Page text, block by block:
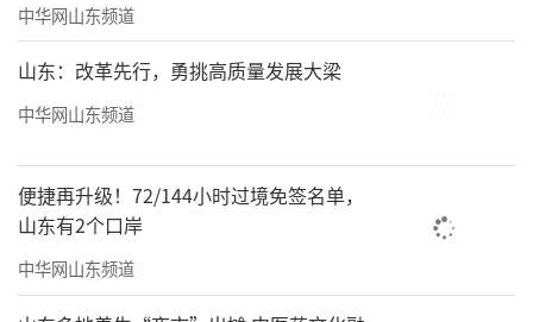
中华网山东频道
山东：改革先行，勇挑高质量发展大梁
中华网山东频道
便捷再升级！72/144小时过境免签名单，
山东有2个口岸
中华网山东频道